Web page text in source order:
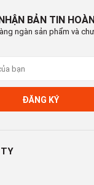
(Zalo)
: Sáng 8:00 - 12:00 &
3, Bà Điểm, Hóc
BẢN TIN
ngàn sản phẩm và
ĐĂNG KÝ